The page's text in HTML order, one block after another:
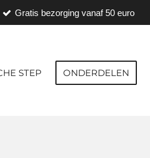
Gratis bezorging vanaf 50 euro
STEP ONDERDELEN